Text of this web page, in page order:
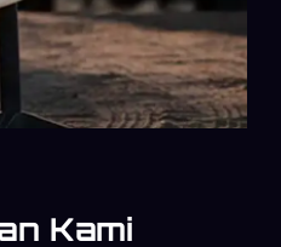
Kami